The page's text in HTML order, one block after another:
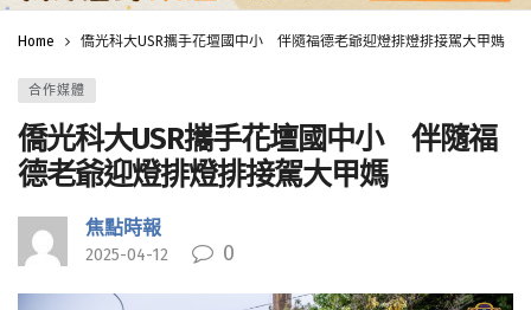
Home 僑光科大USR攜手花壇國中小 伴隨福德老爺迎燈排燈排接駕大甲媽
合作媒體
僑光科大USR攜手花壇國中小 伴隨福
德老爺迎燈排燈排接駕大甲媽
焦點時報
2025-04-12 0